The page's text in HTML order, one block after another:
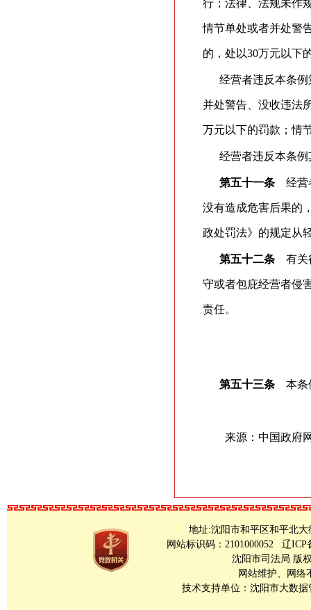
行；法律、法规未作
情节单处或者并处警
的，处以30万元以下
经营者违反本条
并处警告、没收违法
万元以下的罚款；情
经营者违反本条
第五十一条 经营
没有造成危害后果的
政处罚法》的规定从
第五十二条 有关
守或者包庇经营者侵
责任。
第五十三条 本条
来源：中国政府
地址:沈阳市和平区和平北大
网站标识码：2101000052 辽ICP
沈阳市司法局 版
网站维护、网络
技术支持单位：沈阳市大数